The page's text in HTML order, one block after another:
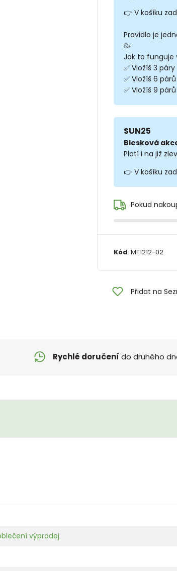
👉 V košíku
Pravidlo je
🥳
Jak to funguje
✅ Vložíš 3
✅ Vložíš 6
✅ Vložíš 9
SUN25
Blesková
Platí i na již
👉 V košíku
Pokud
Kód: MT1212-02
Přidat na
Rychlé doručení do druhého
výprodej